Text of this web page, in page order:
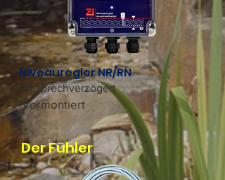
Niveauregler NR/RN
Ansprechverzögert
Vormontiert
Der Fühler